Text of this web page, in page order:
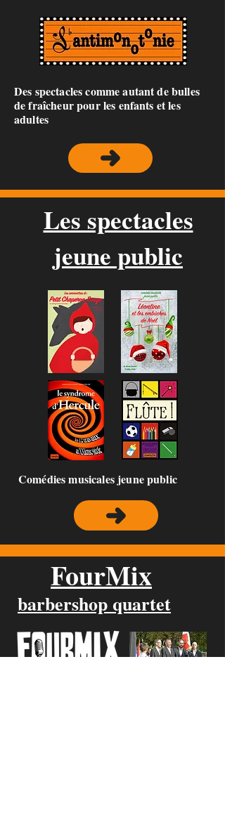
Des spectacles comme autant de bulles
de fraîcheur pour les enfants et les
adultes
Les spectacles
jeune public
Comédies musicales jeune public
FourMix
barbershop quartet